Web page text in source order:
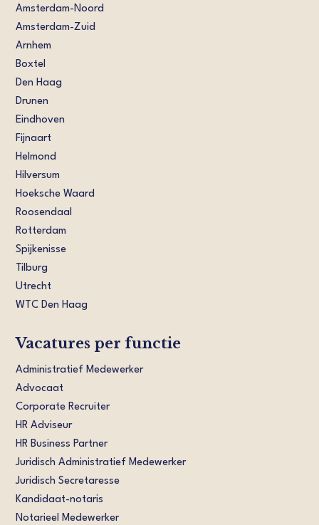
Amsterdam-Noord
Amsterdam-Zuid
Arnhem
Boxtel
Den Haag
Drunen
Eindhoven
Fijnaart
Helmond
Hilversum
Hoeksche Waard
Roosendaal
Rotterdam
Spijkenisse
Tilburg
Utrecht
WTC Den Haag
Vacatures per functie
Administratief Medewerker
Advocaat
Corporate Recruiter
HR Adviseur
HR Business Partner
Juridisch Administratief Medewerker
Juridisch Secretaresse
Kandidaat-notaris
Notarieel Medewerker